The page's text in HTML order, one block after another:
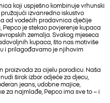
koji uspješno kombinuje vrhunski
izvanredno iskustvo
od vodećih prodavnica dječije
je stekao povjerenje kupaca
zemalja. Svakog mjeseca
kupaca, što nas motiviše
i prilagođavamo je njihovim
proizvoda za cijelu porodicu. Naša
širok izbor odjeće za djecu,
jeans, udobne majice,
za najmlađe, Pepco ima sve to – i